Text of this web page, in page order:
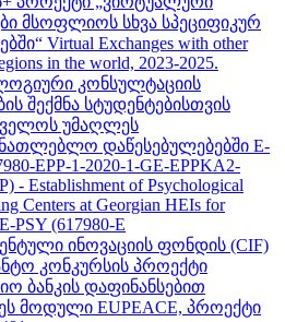
მსოფლიოს სხვა სპეციფიკურ
Virtual Exchanges with other
in the world, 2023-2025.
კონსულტაციის
შექმნა სტუდენტებისთვის
უმაღლეს
დაწესებულებებში E-
EPP-1-2020-1-GE-EPPKA2-
- Establishment of Psychological
Centers at Georgian HEIs for
PSY (617980-E
ინოვაციის ფონდის (CIF)
კონკურსის პროექტი
ბანკის დაფინანსებით
მოდული EUPEACE, პროექტი